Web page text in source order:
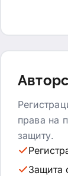
права на
защиту.
Защита